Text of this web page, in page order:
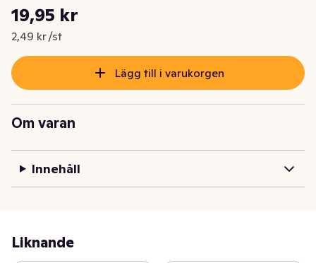
Nuvarande pris är: 19,95 kr
19,95 kr
2,49 kr /st
Styckpris: 2,49 kr /st
Lägg till i varukorgen
Om varan
Innehåll
Liknande